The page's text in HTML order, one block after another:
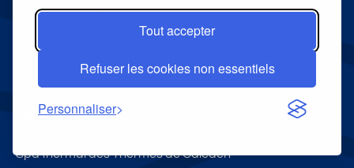
Tout accepter
Refuser les cookies non essentiels
Personnaliser
Asthme infantile
Maladie de Crohn
Spa thermal
Spa thermal des Thermes de Caleden